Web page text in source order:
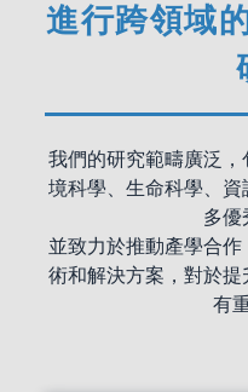
進行跨領域
我們的研究範疇廣泛
境科學、生命科學、
多優
並致力於推動產學合
術和解決方案，對於
有